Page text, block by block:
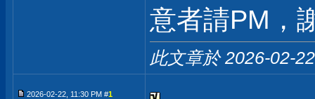
意者請PM，
此文章於 2026-02-
2026-02-22, 11:30 PM #1